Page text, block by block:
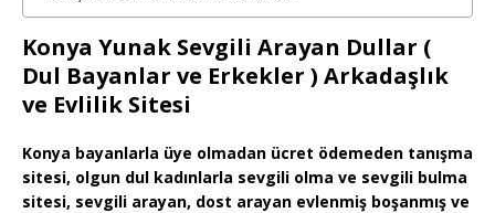
Konya Yunak Sevgili Arayan Dullar (
Dul Bayanlar ve Erkekler ) Arkadaşlık
ve Evlilik Sitesi
Konya bayanlarla üye olmadan ücret ödemeden tanışma
sitesi, olgun dul kadınlarla sevgili olma ve sevgili bulma
sitesi, sevgili arayan, dost arayan evlenmiş boşanmış ve